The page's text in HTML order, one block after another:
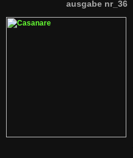
ausgabe nr_36